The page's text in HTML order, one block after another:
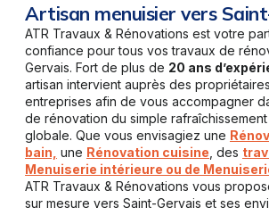
Artisan menuisier vers
ATR Travaux & Rénovations est votre
confiance pour tous vos travaux de
Gervais. Fort de plus de 20 ans
artisan intervient auprès des
entreprises afin de vous accompagner
de rénovation du simple
globale. Que vous envisagiez une
bain, une Rénovation cuisine , des
Menuiserie intérieure ou de
ATR Travaux & Rénovations vous
sur mesure vers Saint-Gervais et ses